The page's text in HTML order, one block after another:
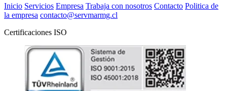
Inicio Servicios Empresa Trabaja con nosotros Contacto Politica de
la empresa contacto@servmarmg.cl
Certificaciones ISO